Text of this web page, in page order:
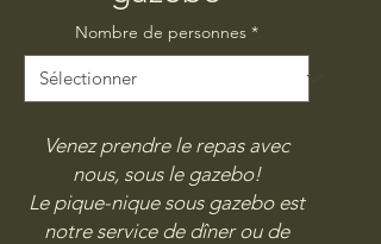
Nombre de personnes *
Venez prendre le repas avec
nous, sous le gazebo!
Le pique-nique sous gazebo est
notre service de dîner ou de